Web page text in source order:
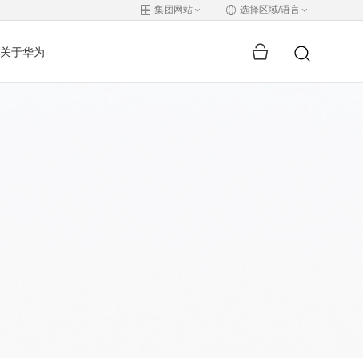
集团网站 选择区域/语言
关于华为